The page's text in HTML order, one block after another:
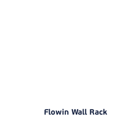
Flowin Wall Rack